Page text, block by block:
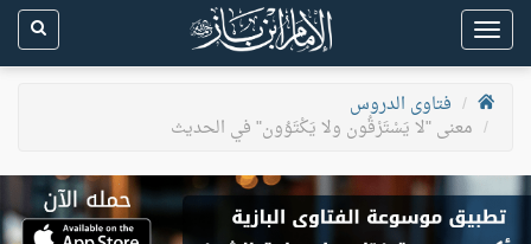
Toggle
navigation
فتاوى الدروس
معنى "لا يَسْتَرْقُون ولا يَكْتَوُون" في الحديث